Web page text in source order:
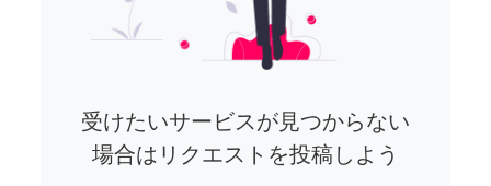
受けたいサービスが見つからない
場合はリクエストを投稿しよう